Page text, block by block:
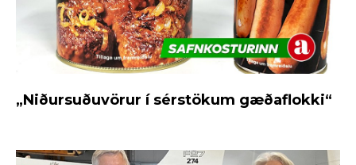
„Niðursuðuvörur í sérstökum gæðaflokki“